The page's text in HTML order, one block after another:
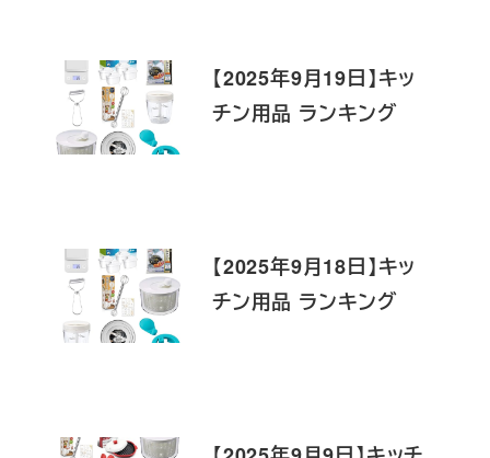
【2025年9月19日】キッ
チン用品 ランキング
【2025年9月18日】キッ
チン用品 ランキング